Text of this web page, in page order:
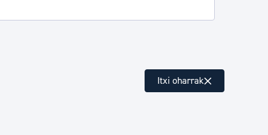
eta ingurumena
Itxi oharrak